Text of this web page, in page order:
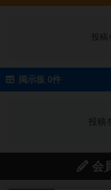
投稿
掲示板 0件
投稿
会